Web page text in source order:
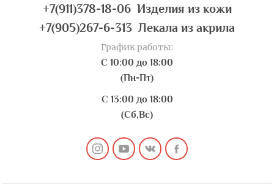
+7(911)378-18-06 Изделия из кожи
+7(905)267-6-313 Лекала из акрила
График работы:
С 10:00 до 18:00
(Пн-Пт)
С 13:00 до 18:00
(Сб,Вс)